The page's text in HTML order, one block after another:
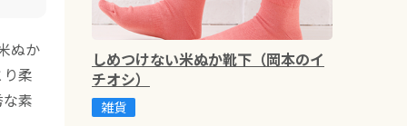
ぬか
柔
素
しめつけない米ぬか靴下（岡本のイ
チオシ）
雑貨